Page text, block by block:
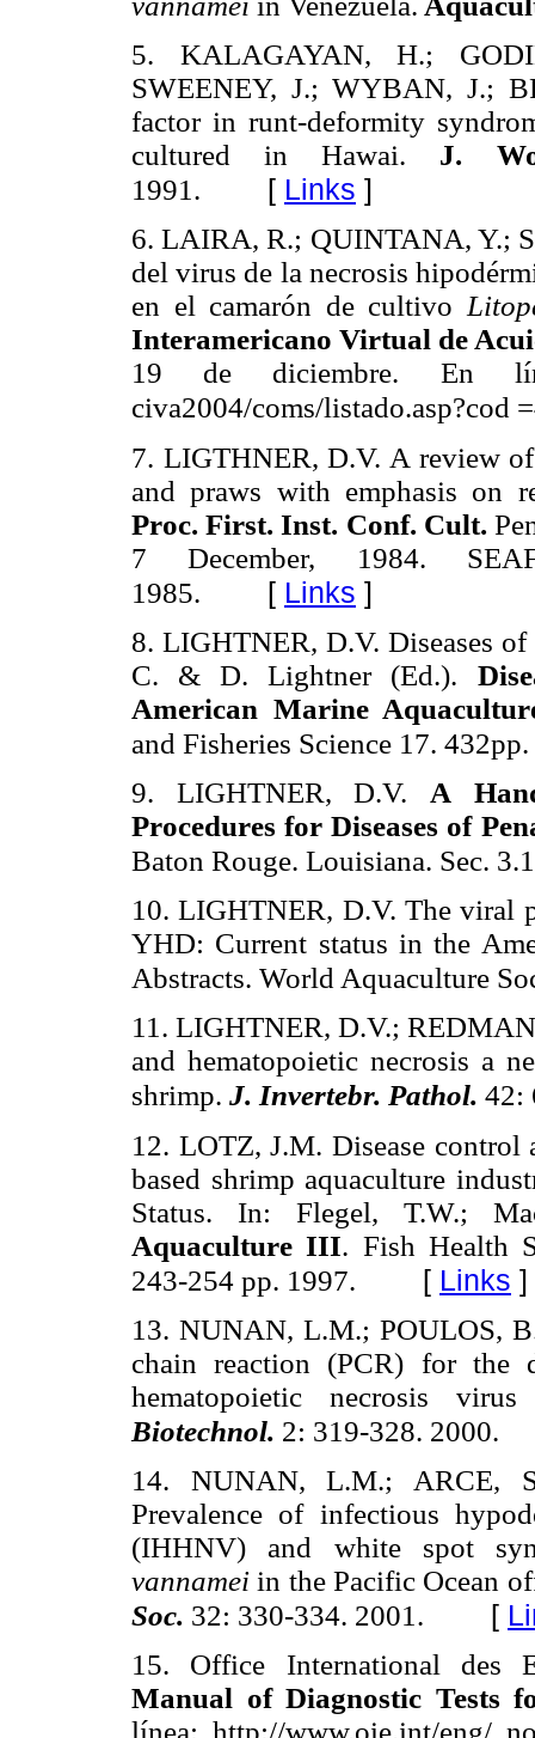
5. KALAGAYAN, H.;
SWEENEY, J.; WYBAN, J.;
factor in runt-deformity
cultured in Hawai. J.
1991. [ Links ]
6. LAIRA, R.; QUINTANA, Y.;
del virus de la necrosis
en el camarón de cultivo
Interamericano Virtual de
19 de diciembre. En
civa2004/coms/listado.asp?cod
7. LIGTHNER, D.V. A review
and praws with emphasis on
Proc. First. Inst. Conf. Cult.
7 December, 1984.
1985. [ Links ]
8. LIGHTNER, D.V. Diseases
C. & D. Lightner (Ed.).
American Marine
and Fisheries Science 17.
9. LIGHTNER, D.V. A
Procedures for Diseases of
Baton Rouge. Louisiana. Sec.
10. LIGHTNER, D.V. The viral
YHD: Current status in the
Abstracts. World Aquaculture
11. LIGHTNER, D.V.;
and hematopoietic necrosis a
shrimp. J. Invertebr. Pathol. 42:
12. LOTZ, J.M. Disease control
based shrimp aquaculture
Status. In: Flegel, T.W.;
Aquaculture III. Fish Health
243-254 pp. 1997. [ Links ]
13. NUNAN, L.M.; POULOS,
chain reaction (PCR) for the
hematopoietic necrosis
Biotechnol. 2: 319-328. 2000.
14. NUNAN, L.M.; ARCE,
Prevalence of infectious
(IHHNV) and white spot
vannamei in the Pacific Ocean
Soc. 32: 330-334. 2001. [
15. Office International des
Manual of Diagnostic Tests
línea: http://www.oie.int/eng/